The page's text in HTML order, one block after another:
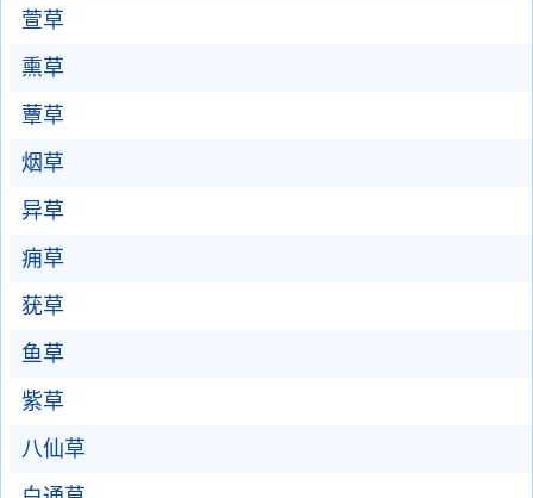
萱草
熏草
蕈草
烟草
异草
痈草
莸草
鱼草
紫草
八仙草